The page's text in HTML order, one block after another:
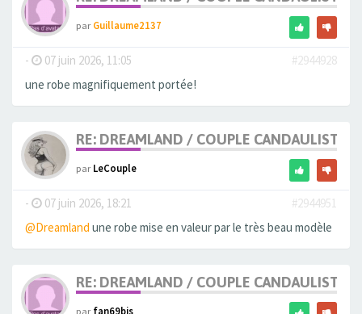
parGuillaume2137
- 07 juin 2026, 11:05
#2944928
une robe magnifiquement portée!
RE: DREAMLAND / COUPLE CANDAULISTE
parLeCouple
- 07 juin 2026, 18:21
#2944951
@Dreamland une robe mise en valeur par le très beau modèle
RE: DREAMLAND / COUPLE CANDAULISTE
parfan69bis